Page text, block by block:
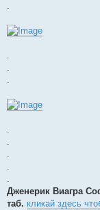
.
.
.
.
.
.
.
.
.
Дженерик Виагра
таб. кликай здесь